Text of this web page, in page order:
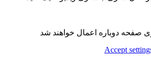
صفحه دوباره اعمال خواهند شد
Accept